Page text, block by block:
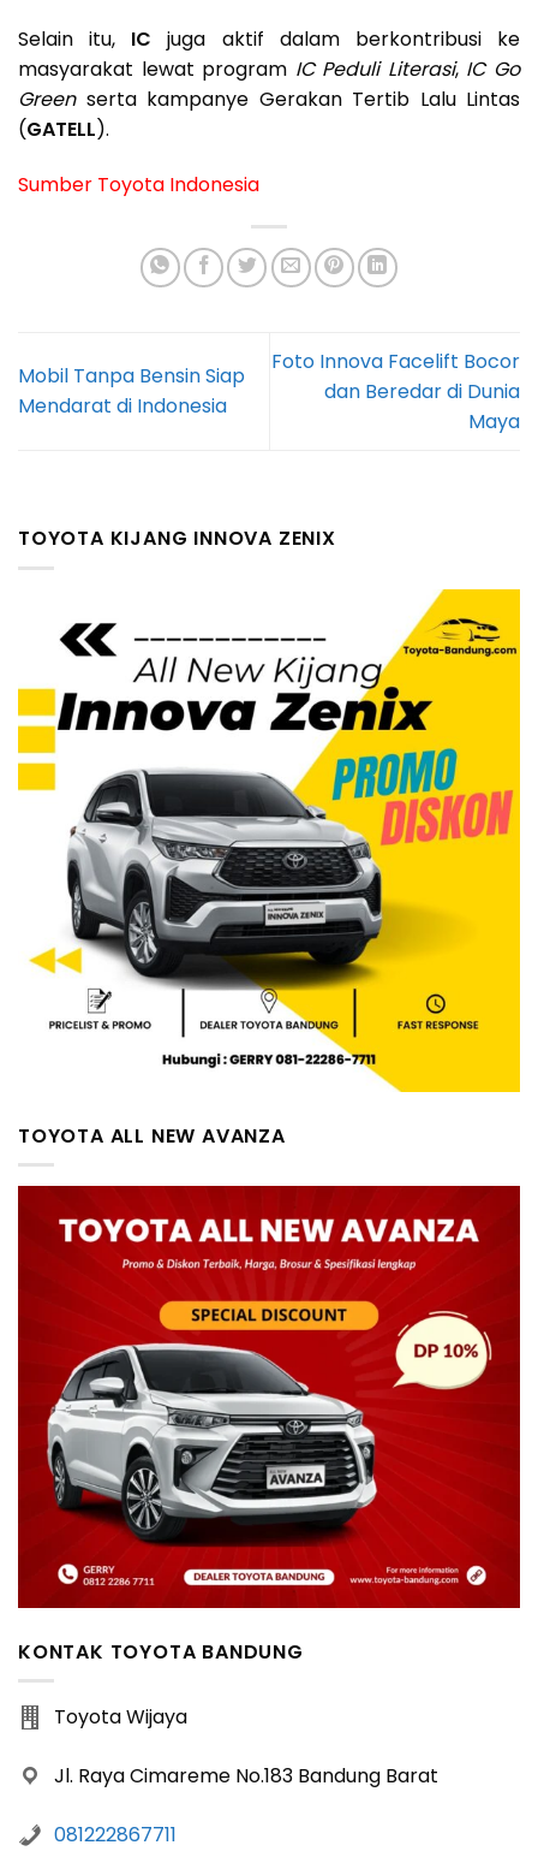
Selain itu, IC juga aktif dalam berkontribusi ke
masyarakat lewat program IC Peduli Literasi, IC Go
Greenserta kampanye Gerakan Tertib Lalu Lintas
(GATELL).
Sumber Toyota Indonesia
Mobil Tanpa Bensin Siap
Mendarat di Indonesia
Foto Innova Facelift Bocor
dan Beredar di Dunia
Maya
TOYOTA KIJANG INNOVA ZENIX
TOYOTA ALL NEW AVANZA
KONTAK TOYOTA BANDUNG
Toyota Wijaya
Jl. Raya Cimareme No.183 Bandung Barat
081222867711